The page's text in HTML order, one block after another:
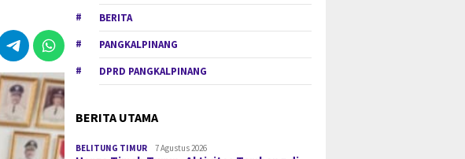
BERITA
PANGKALPINANG
DPRD PANGKALPINANG
BERITA UTAMA
BELITUNG TIMUR 7 Agustus 2026